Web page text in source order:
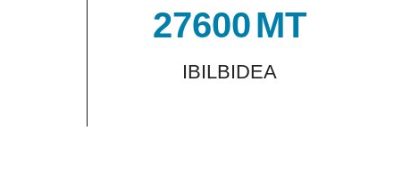
27600MT
IBILBIDEA